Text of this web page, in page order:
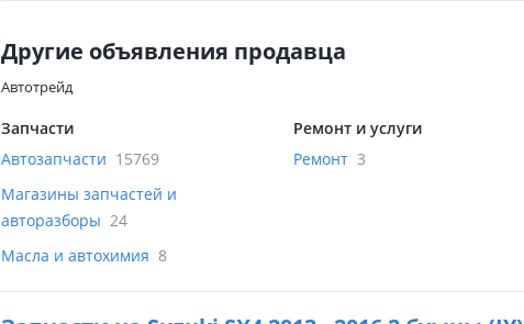
Другие объявления продавца
Автотрейд
Запчасти
Автозапчасти 15769
Магазины запчастей и
авторазборы 24
Масла и автохимия 8
Ремонт и услуги
Ремонт 3